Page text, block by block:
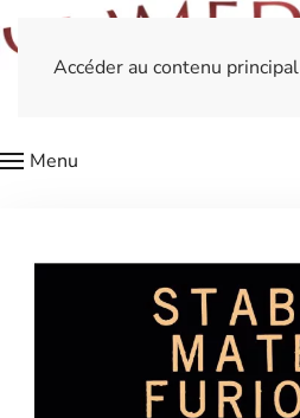
Accéder au contenu principal
Menu